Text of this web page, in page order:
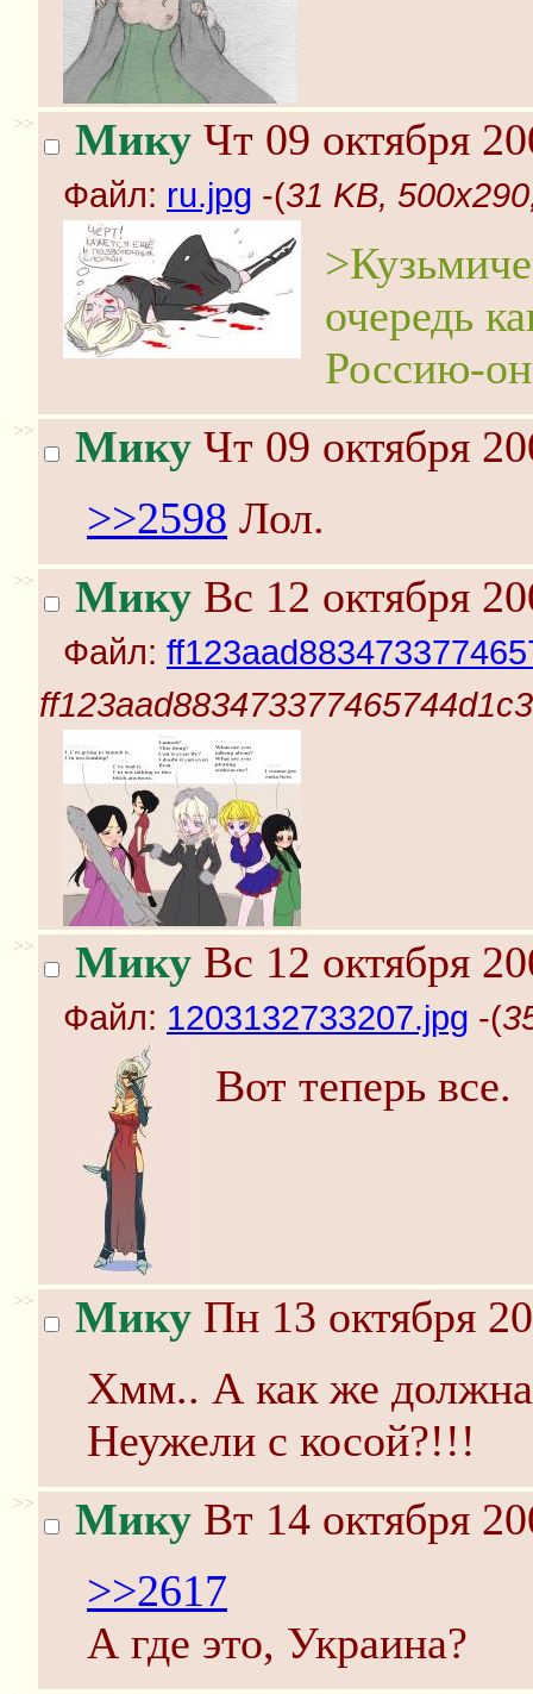
>> Мику Чт 09 октября
Файл: ru.jpg -(31 KB,
очередь
Россию-
>> Мику Чт 09 октября
>>2598 Лол.
>> Мику Вс 12 октября
Файл:
>> Мику Вс 12 октября
Файл: 1203132733207.jpg -(
Вот теперь все.
>> Мику Пн 13 октября
Хмм.. А как же должна
Неужели с косой?!!!
>> Мику Вт 14 октября
>>2617
А где это, Украина?